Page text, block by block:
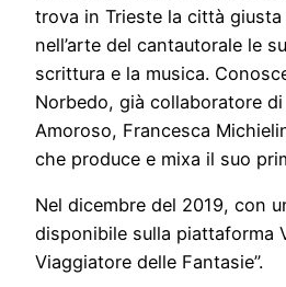
trova in Trieste la città giusta
nell’arte del cantautorale le
scrittura e la musica.
Norbedo, già collaboratore
Amoroso, Francesca
che produce e mixa il suo
Nel dicembre del 2019, con
disponibile sulla piattaforma
Viaggiatore delle Fantasie”.